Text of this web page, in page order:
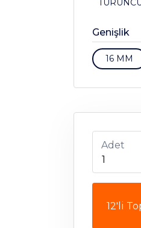
Genişlik
16 MM
Adet
12'li